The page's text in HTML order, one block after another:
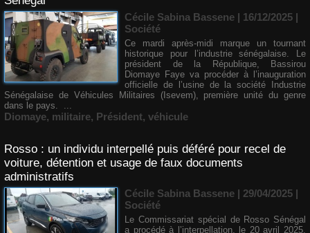
Cécile Sabina Bassene | 16/12/2025 |
Société
Ce mardi après-midi marque un tournant
historique pour l’industrie sénégalaise. Le
président de la République, Bassirou
Diomaye Faye va procéder à l’inauguration
officielle de l’usine de la société Industrie
Sénégalaise de Véhicules Militaires (Isevem), première unité du genre
dans le pays. ...
Diomaye, militaire, Président, véhicule
Rosso : un individu interpellé puis déféré pour recel de
voiture, détention et usage de faux documents
administratifs
Cécile Sabina Bassene | 29/04/2025 |
Société
Le Commissariat spécial de Rosso Sénégal
a procédé à l’interpellation, le 20 avril 2025,